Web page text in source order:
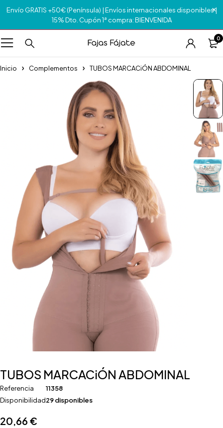
Envío GRATIS +50€ (Península) | Envíos internacionales disponibles |
15% Dto. Cupón 1ª compra: BIENVENIDA
0
Inicio Complementos TUBOS MARCACiÓN ABDOMINAL
TUBOS MARCACiÓN ABDOMINAL
Referencia
11358
Disponibilidad29 disponibles
20,66 €